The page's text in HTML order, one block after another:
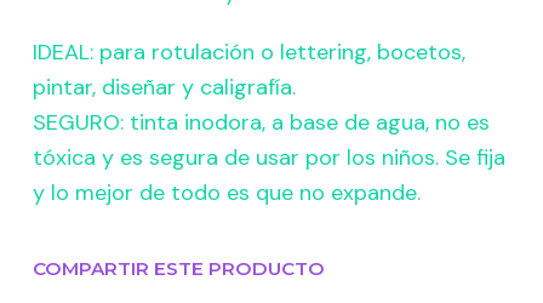
IDEAL: para rotulación o lettering, bocetos,
pintar, diseñar y caligrafía.
SEGURO: tinta inodora, a base de agua, no es
tóxica y es segura de usar por los niños. Se fija
y lo mejor de todo es que no expande.
COMPARTIR ESTE PRODUCTO